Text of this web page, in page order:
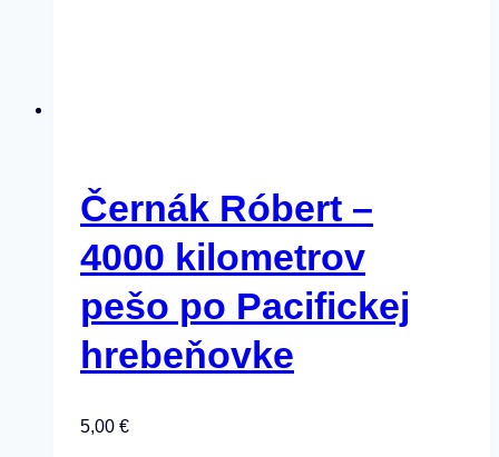
Černák Róbert –
4000 kilometrov
pešo po Pacifickej
hrebeňovke
5,00 €